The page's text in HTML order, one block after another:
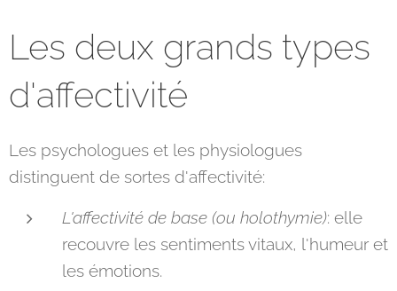
Les deux grands types
d'affectivité
Les psychologues et les physiologues
distinguent de sortes d'affectivité:
L'affectivité de base (ou holothymie): elle
recouvre les sentiments vitaux, l'humeur et
les émotions.